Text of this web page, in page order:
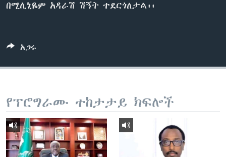
በሚሊኒዬም አዳራሽ ሽኝት ተደርጎለታል፡፡
አጋሩ
የፕሮግራሙ ተከታታይ ክፍሎች